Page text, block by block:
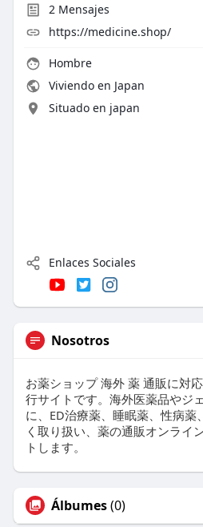
2 Mensajes
https://medicine.shop/
Hombre
Viviendo en Japan
Situado en japan
Enlaces Sociales
Nosotros
お薬ショップ 海外 薬 通販に対
行サイトです。海外医薬品やジ
に、ED治療薬、睡眠薬、性病
く取り扱い、薬の通販オンライ
トします。
Álbumes(0)